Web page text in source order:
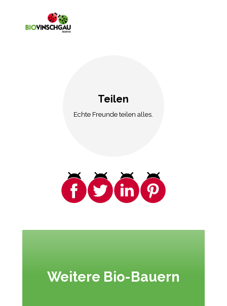
Teilen
Echte Freunde teilen alles.
Weitere Bio-Bauern